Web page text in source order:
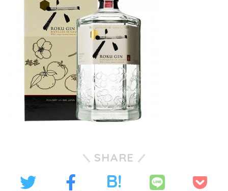
SHARE